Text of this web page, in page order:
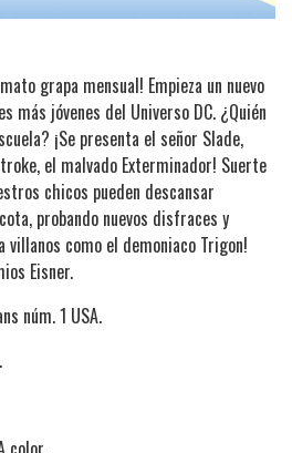
grapa mensual! Empieza un nuevo
más jóvenes del Universo DC. ¿Quién
¡Se presenta el señor Slade,
el malvado Exterminador! Suerte
chicos pueden descansar
probando nuevos disfraces y
villanos como el demoniaco Trigon!
Eisner.
núm. 1 USA.